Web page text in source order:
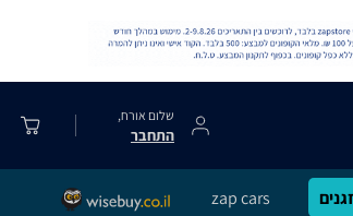
שלום אורח,
התחבר
zap cars